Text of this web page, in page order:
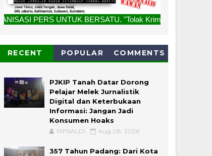
UNTUK BERSATU. "Tolak Kriminalisasi Jurnalis, Rekan
RECENT POPULAR COMMENTS
PJKIP Tanah Datar Dorong
Pelajar Melek Jurnalistik
Digital dan Keterbukaan
Informasi: Jangan Jadi
Konsumen Hoaks
RIFNALDI Aug 08, 2026
357 Tahun Padang: Dari Kota